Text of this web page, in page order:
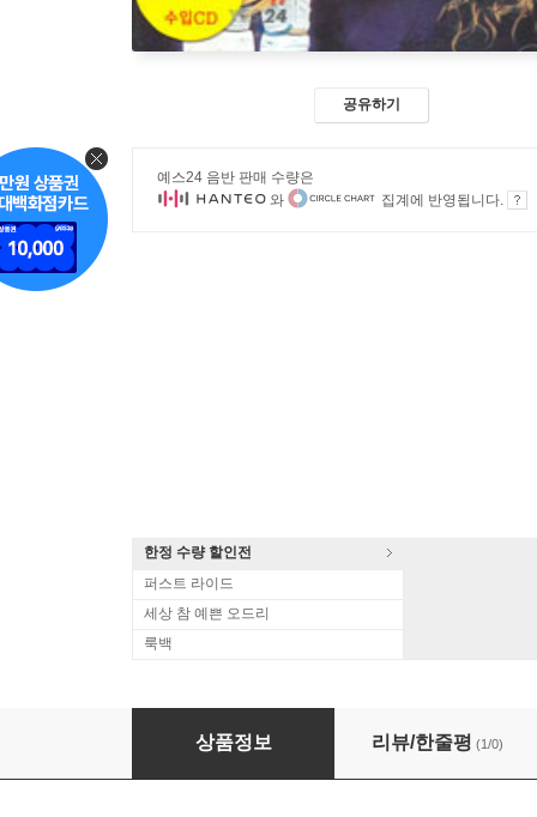
공유하기
예스24 음반 판매 수량은
와
집계에 반영됩니다.
한정 수량 할인전
퍼스트 라이드
세상 참 예쁜 오드리
룩백
Queen - Sheer Heart Attack
상품정보 리뷰/한줄평 (1/0)